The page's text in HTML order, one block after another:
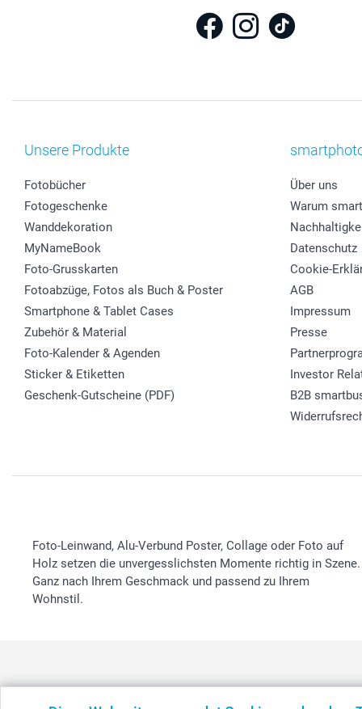
Unsere Produkte
Fotobücher
Fotogeschenke
Wanddekoration
MyNameBook
Foto-Grusskarten
Fotoabzüge, Fotos als Buch & Poster
Smartphone & Tablet Cases
Zubehör & Material
Foto-Kalender & Agenden
Sticker & Etiketten
Geschenk-Gutscheine (PDF)
Über uns
Warum
Datenschutz
Cookie-
AGB
Impressum
Presse
Investor
B2B
Foto-Leinwand, Alu-Verbund Poster, Collage oder Foto auf
Holz setzen die unvergesslichsten Momente richtig in Szene.
Ganz nach Ihrem Geschmack und passend zu Ihrem
Wohnstil.